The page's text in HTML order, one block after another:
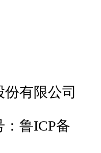
有限公司
鲁ICP备